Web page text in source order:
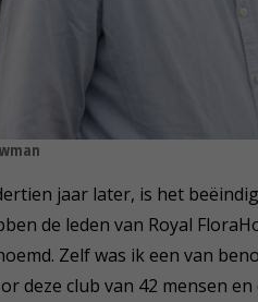
jaar later, is het
de leden van Royal
Zelf was ik een van
deze club van 42 mensen